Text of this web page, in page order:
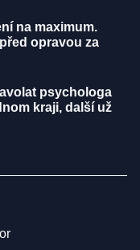
na maximum.
opravou za
psychologa
kraji, další už